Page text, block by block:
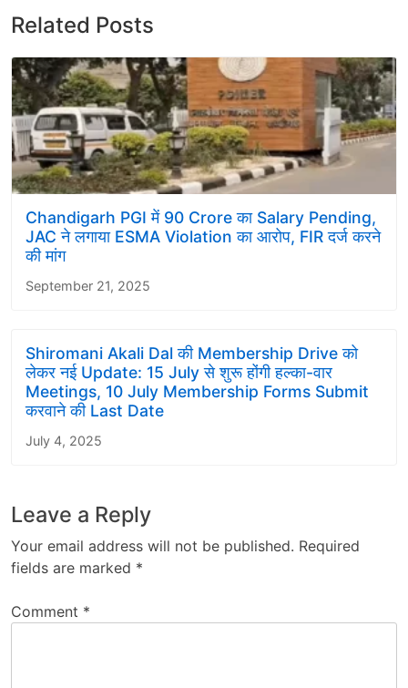
Related Posts
Chandigarh PGI में 90 Crore का Salary Pending,
JAC ने लगाया ESMA Violation का आरोप, FIR दर्ज करने
की मांग
September 21, 2025
Shiromani Akali Dal की Membership Drive को
लेकर नई Update: 15 July से शुरू होंगी हल्का-वार
Meetings, 10 July Membership Forms Submit
करवाने की Last Date
July 4, 2025
Leave a Reply
Your email address will not be published. Required
fields are marked *
Comment *